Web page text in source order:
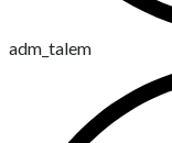
adm_talem